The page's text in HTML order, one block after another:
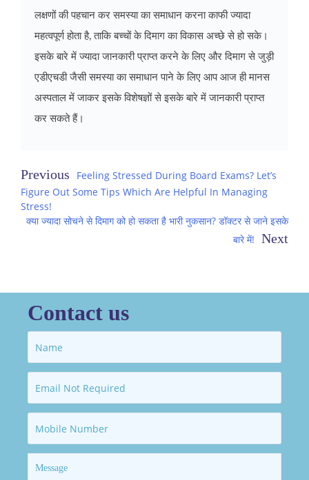
लक्षणों की पहचान कर समस्या का समाधान करना काफी ज्यादा
महत्वपूर्ण होता है, ताकि बच्चों के दिमाग का विकास अच्छे से हो सके।
इसके बारे में ज्यादा जानकारी प्राप्त करने के लिए और दिमाग से जुड़ी
एडीएचडी जैसी समस्या का समाधान पाने के लिए आप आज ही मानस
अस्पताल में जाकर इसके विशेषज्ञों से इसके बारे में जानकारी प्राप्त
कर सकते हैं।
Post
navigation
Feeling Stressed During Board Exams? Let’s
Figure Out Some Tips Which Are Helpful In Managing
Stress!
क्या ज्यादा सोचने से दिमाग को हो सकता है भारी नुकसान? डॉक्टर से जाने इसके
बारे में!
Contact us